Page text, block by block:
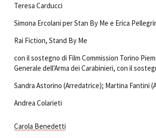
Teresa Carducci
Simona Ercolani per Stan By Me e Erica
Rai Fiction, Stand By Me
con il sostegno di Film Commission Torino
Generale dell'Arma dei Carabinieri, con il
Sandra Astorino (Arredatrice); Martina Fantini
Andrea Colarieti
Carola Benedetti